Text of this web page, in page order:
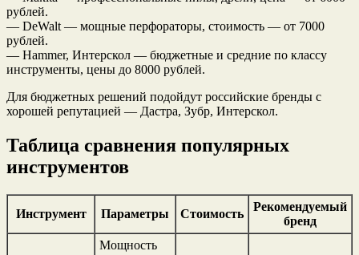
рублей.
— DeWalt — мощные перфораторы, стоимость — от 7000
рублей.
— Hammer, Интерскол — бюджетные и средние по классу
инструменты, цены до 8000 рублей.
Для бюджетных решений подойдут российские бренды с
хорошей репутацией — Дастра, Зубр, Интерскол.
Таблица сравнения популярных
инструментов
Инструмент Параметры Стоимость
Рекомендуемый
бренд
Мощность